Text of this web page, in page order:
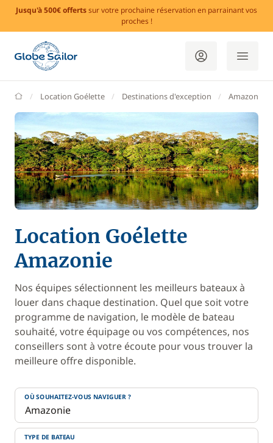
Jusqu'à 500€ offertssur votre prochaine réservation en parrainant vos
proches !
GlobeSailor
Location Goélette Destinations d'exception Amazonie
Location Goélette
Amazonie
Nos équipes sélectionnent les meilleurs bateaux à
louer dans chaque destination. Quel que soit votre
programme de navigation, le modèle de bateau
souhaité, votre équipage ou vos compétences, nos
conseillers sont à votre écoute pour vous trouver la
meilleure offre disponible.
OÙ SOUHAITEZ-VOUS NAVIGUER ?
TYPE DE BATEAU